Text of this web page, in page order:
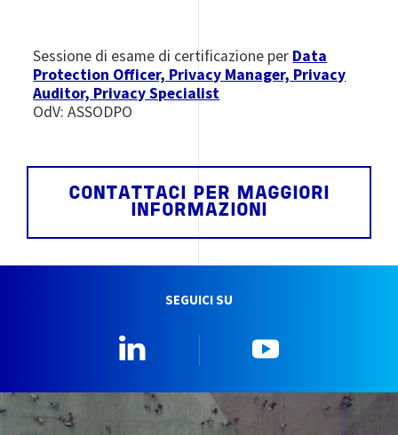
Sessione di esame di certificazione per Data
Protection Officer, Privacy Manager, Privacy
Auditor, Privacy Specialist
OdV: ASSODPO
CONTATTACI PER MAGGIORI
INFORMAZIONI
SEGUICI SU